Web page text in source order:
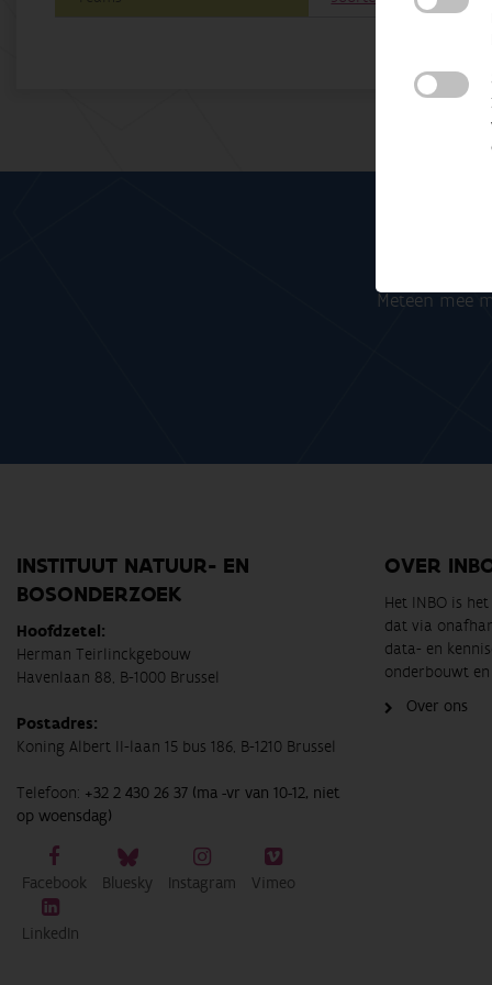
Meteen mee
INSTITUUT NATUUR- EN
BOSONDERZOEK
Hoofdzetel:
Herman Teirlinckgebouw
Havenlaan 88, B-1000 Brussel
Postadres:
Koning Albert II-laan 15 bus 186, B-1210 Brussel
Telefoon: +32 2 430 26 37 (ma -vr van 10-12, niet
op woensdag)
Facebook Bluesky Instagram Vimeo
LinkedIn
OVER
Het INBO is
dat via
data- en
onderbouwt
Over ons